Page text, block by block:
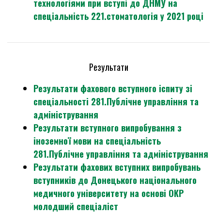
технологіями при вступі до ДНМУ на
спеціальність 221.стоматологія у 2021 році
Результати
Результати фахового вступного іспиту зі
спеціальності 281.Публічне управління та
адміністрування
Результати вступного випробування з
іноземної мови на спеціальність
281.Публічне управління та адміністрування
Результати фахових вступних випробувань
вступників до Донецького національного
медичного університету на основі ОКР
молодший спеціаліст